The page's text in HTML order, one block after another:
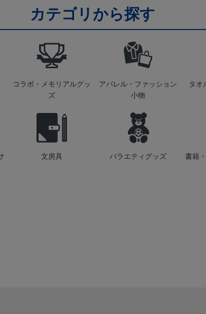
カテゴリから探す
コラボ・メモリアルグッ
ズ
アパレル・ファッション
小物
タオ
文房具 バラエティグッズ 書籍